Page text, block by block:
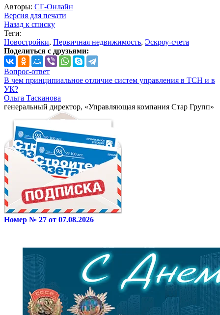
Авторы: СГ-Онлайн
Версия для печати
Назад к списку
Теги:
Новостройки, Первичная недвижимость, Эскроу-счета
Поделиться с друзьями:
Вопрос-ответ
В чем принципиальное отличие систем управления в ТСН и в
УК?
Ольга Тасканова
генеральный директор, «Управляющая компания Стар Групп»
Номер № 27 от 07.08.2026